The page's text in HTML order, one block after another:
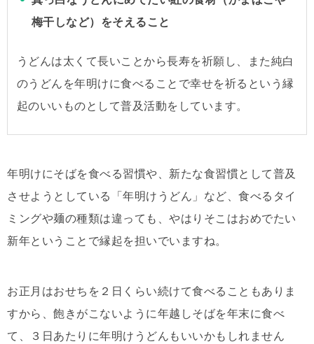
梅干しなど）をそえること
うどんは太くて長いことから長寿を祈願し、また純白
のうどんを年明けに食べることで幸せを祈るという縁
起のいいものとして普及活動をしています。
年明けにそばを食べる習慣や、新たな食習慣として普及
させようとしている「年明けうどん」など、食べるタイ
ミングや麺の種類は違っても、やはりそこはおめでたい
新年ということで縁起を担いでいますね。
お正月はおせちを２日くらい続けて食べることもありま
すから、飽きがこないように年越しそばを年末に食べ
て、３日あたりに年明けうどんもいいかもしれません